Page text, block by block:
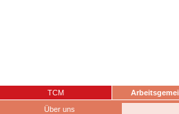
TCM
Über uns